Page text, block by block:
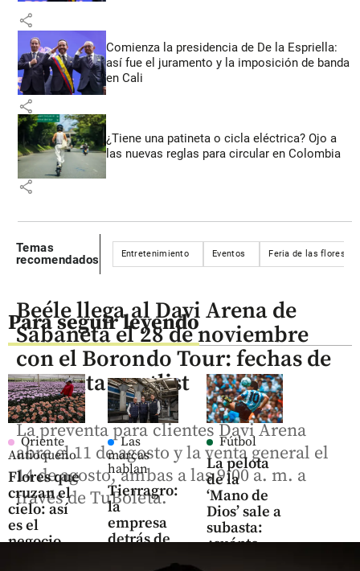
share
Comienza la presidencia de De la Espriella:
así fue el juramento y la imposición de banda
en Cali
share
¿Tiene una patineta o cicla eléctrica? Ojo a
las nuevas reglas para circular en Colombia
share
Temas
recomendados
Entretenimiento Eventos Feria de las flores
Para seguir leyendo
Oriente
Antioqueño
Flores que
cruzan el
cielo: así
es el
negocio
Las
marcas
hablan
Tierragro:
la
empresa
detrás de
Fútbol
La pelota
de la
‘Mano de
Dios’ sale a
subasta:
¿cuánto
Beéle llega al Davi Arena de
Sabaneta el 28 de noviembre
con el Borondo Tour: fechas de
preventa y setlist
La preventa para clientes Davi Arena
abre el 11 de agosto y la venta general el
14 de agosto, ambas a las 9:00 a. m. a
través de TuBoleta.